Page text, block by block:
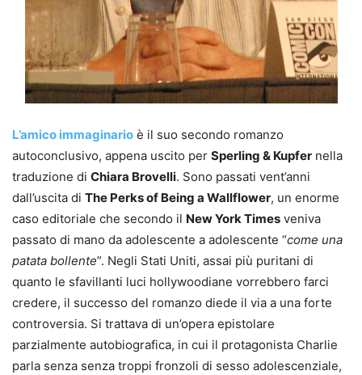
L’amico immaginario è il suo secondo romanzo
autoconclusivo, appena uscito per Sperling & Kupfer nella
traduzione di Chiara Brovelli. Sono passati vent’anni
dall’uscita di The Perks of Being a Wallflower, un enorme
caso editoriale che secondo il New York Times veniva
passato di mano da adolescente a adolescente “come una
patata bollente”. Negli Stati Uniti, assai più puritani di
quanto le sfavillanti luci hollywoodiane vorrebbero farci
credere, il successo del romanzo diede il via a una forte
controversia. Si trattava di un’opera epistolare
parzialmente autobiografica, in cui il protagonista Charlie
parla senza senza troppi fronzoli di sesso adolescenziale,